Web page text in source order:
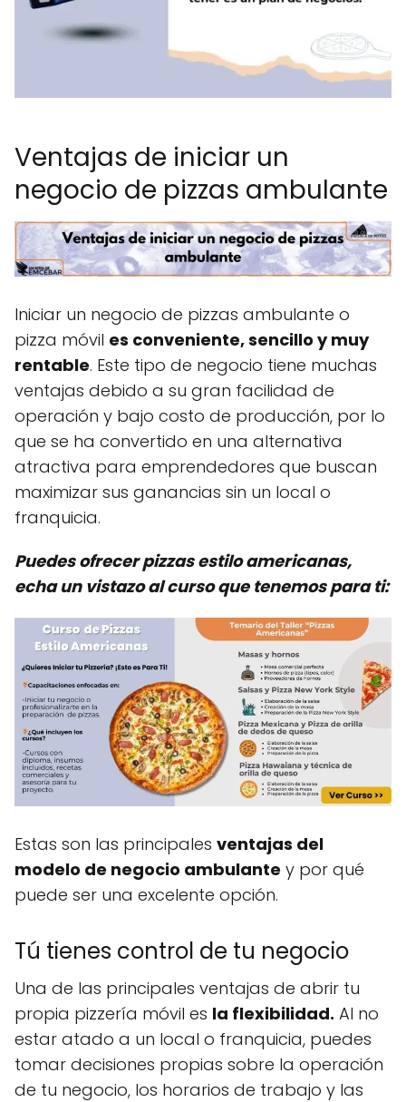
Ventajas de iniciar un
negocio de pizzas ambulante
Iniciar un negocio de pizzas ambulante o
pizza móvil es conveniente, sencillo y muy
rentable. Este tipo de negocio tiene muchas
ventajas debido a su gran facilidad de
operación y bajo costo de producción, por lo
que se ha convertido en una alternativa
atractiva para emprendedores que buscan
maximizar sus ganancias sin un local o
franquicia.
Puedes ofrecer pizzas estilo americanas,
echa un vistazo al curso que tenemos para ti:
Estas son las principales ventajas del
modelo de negocio ambulante y por qué
puede ser una excelente opción.
Tú tienes control de tu negocio
Una de las principales ventajas de abrir tu
propia pizzería móvil es la flexibilidad. Al no
estar atado a un local o franquicia, puedes
tomar decisiones propias sobre la operación
de tu negocio, los horarios de trabajo y las